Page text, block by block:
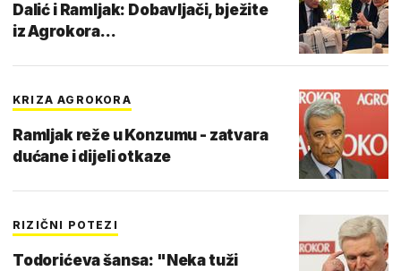
Dalić i Ramljak: Dobavljači, bježite
iz Agrokora...
KRIZA AGROKORA
Ramljak reže u Konzumu - zatvara
dućane i dijeli otkaze
RIZIČNI POTEZI
Todorićeva šansa: "Neka tuži